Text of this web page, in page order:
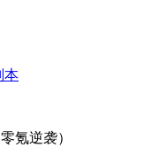
本
氪逆袭）